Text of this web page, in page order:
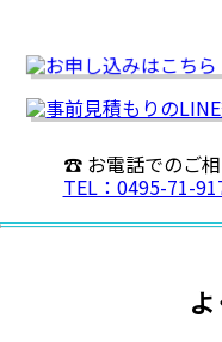
☎ お電話でのご
TEL：0495-71-